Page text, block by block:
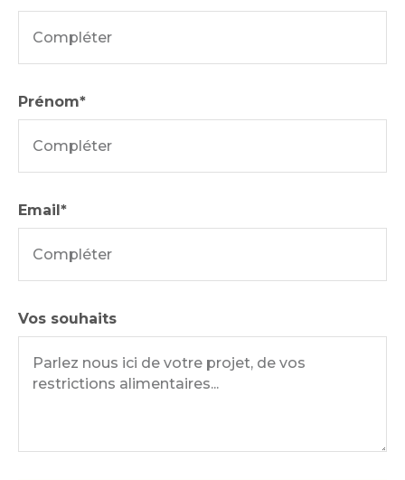
Prénom*
Email*
Vos souhaits